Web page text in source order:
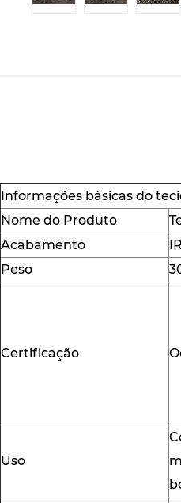
Informações básicas do
Nome do Produto
Acabamento
Peso
Certificação
Uso